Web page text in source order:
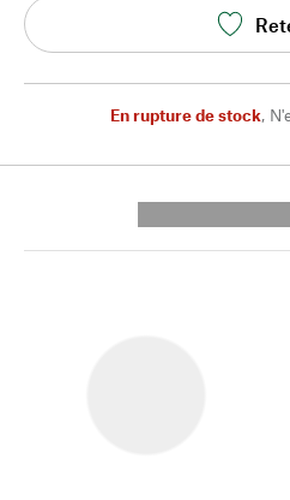
En rupture de stock,